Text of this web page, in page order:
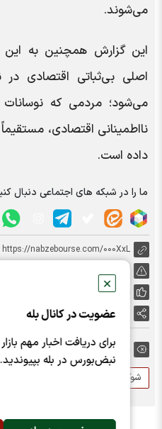
✕
عضویت در کانال بله
برای دریافت اخبار مهم
نبض‌بورس در بله بپیوندید.
می‌شوند.
این گزارش همچنین به این
اصلی بی‌ثباتی اقتصادی
می‌شود؛ مردمی که
نااطمینانی اقتصادی،
داده است.
ما را در شبکه های اجتماعی دنبال
https://nabzebourse.com/000XxL
گزارش خطا
پسندها:0
اشتراک گذاری
برچسب ها:
شوک سیاسی